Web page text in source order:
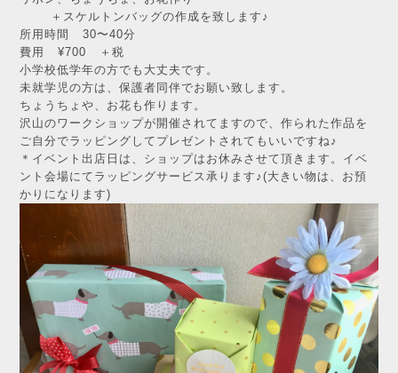
＋スケルトンバッグの作成を致します♪
所用時間 30〜40分
費用 ¥700 ＋税
小学校低学年の方でも大丈夫です。
未就学児の方は、保護者同伴でお願い致します。
ちょうちょや、お花も作ります。
沢山のワークショップが開催されてますので、作られた作品を
ご自分でラッピングしてプレゼントされてもいいですね♪
＊イベント出店日は、ショップはお休みさせて頂きます。イベ
ント会場にてラッピングサービス承ります♪(大きい物は、お預
かりになります)